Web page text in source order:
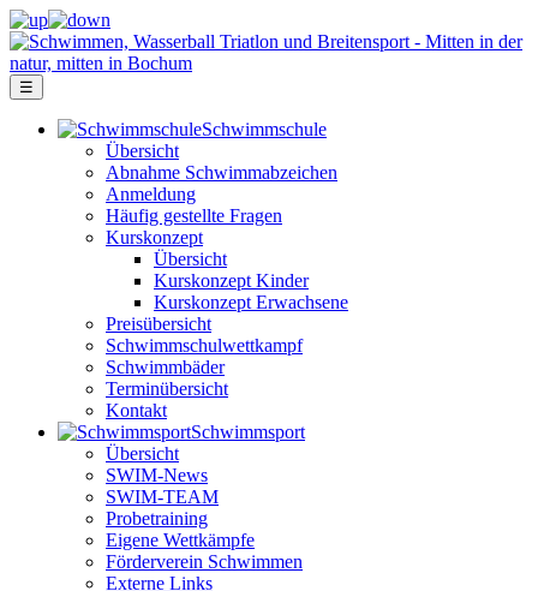
☰
Schwimm­schule
Übersicht
Ab­nah­me Schwimm­ab­zei­chen
Anmeldung
Häufig gestellte Fragen
Kurs­konzept
Übersicht
Kurskonzept Kinder
Kurskonzept Erwachsene
Preis­über­sicht
Schwimm­schul­wett­kampf
Schwimm­bäder
Terminübersicht
Kontakt
Schwimm­sport
Übersicht
SWIM-News
SWIM-TEAM
Probe­training
Eigene Wettkämpfe
Förderverein Schwimmen
Externe Links